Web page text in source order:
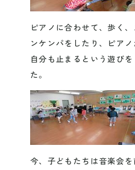
ピアノに合わせて、歩く
ンケンパをしたり、ピア
自分も止まるという遊び
た。
今、子どもたちは音楽会